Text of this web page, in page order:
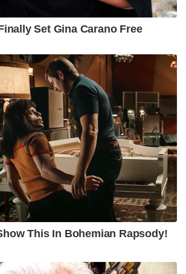
Set Gina Carano Free
This In Bohemian Rapsody!